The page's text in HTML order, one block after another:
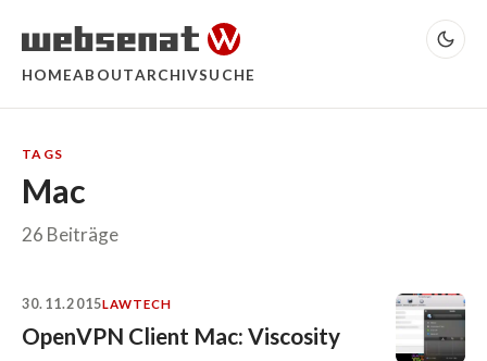
HOMEABOUTARCHIVSUCHE
TAGS
Mac
26 Beiträge
30.11.2015LAWTECH
OpenVPN Client Mac: Viscosity